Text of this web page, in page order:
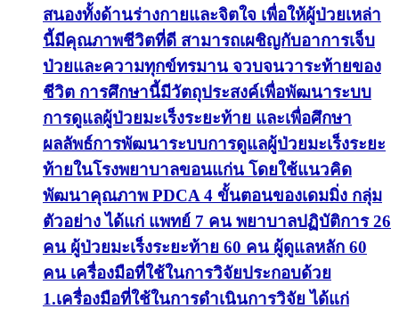
สนองทั้งด้านร่างกายและจิตใจ เพื่อให้ผู้ป่วยเหล่า
นี้มีคุณภาพชีวิตที่ดี สามารถเผชิญกับอาการเจ็บ
ป่วยและความทุกข์ทรมาน จวบจนวาระท้ายของ
ชีวิต การศึกษานี้มีวัตถุประสงค์เพื่อพัฒนาระบบ
การดูแลผู้ป่วยมะเร็งระยะท้าย และเพื่อศึกษา
ผลลัพธ์การพัฒนาระบบการดูแลผู้ป่วยมะเร็งระยะ
ท้ายในโรงพยาบาลขอนแก่น โดยใช้แนวคิด
พัฒนาคุณภาพ PDCA 4 ขั้นตอนของเดมมิ่ง กลุ่ม
ตัวอย่าง ได้แก่ แพทย์ 7 คน พยาบาลปฏิบัติการ 26
คน ผู้ป่วยมะเร็งระยะท้าย 60 คน ผู้ดูแลหลัก 60
คน เครื่องมือที่ใช้ในการวิจัยประกอบด้วย
1.เครื่องมือที่ใช้ในการดำเนินการวิจัย ได้แก่